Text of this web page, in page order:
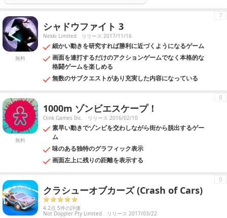
無料
シャドウファイト 3
Nekki Limited リリース 2017/11/16
細かい動きを研究すれば勝利に近づくようになるゲーム
画面を連打するだけのアクションゲームでなく本格的な
格闘ゲームを楽しめる
無数のサブクエストがあり充実した内容になっている
7
無料
1000m ゾンビエスケープ！
Oink Games Inc. リリース 2016/02/10
素早い動きでゾンビを交わしながら街から脱出するゲー
ム
味のある独特のグラフィック表示
画面左上に残りの距離を表示する
8
クラシューオブカーズ (Crash of Cars)
4.2点 5件の評価
Not Doppler Pty Limited リリース 2017/03/22
9